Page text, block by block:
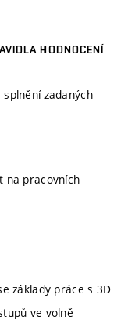
HODNOCENÍ
zadaných
na pracovních
základy práce s 3D
ve volně